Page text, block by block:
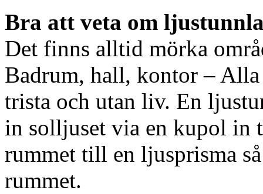
Bra att veta om
Det finns alltid mörka
Badrum, hall, kontor – Alla
trista och utan liv. En
in solljuset via en kupol in
rummet till en ljusprisma
rummet.